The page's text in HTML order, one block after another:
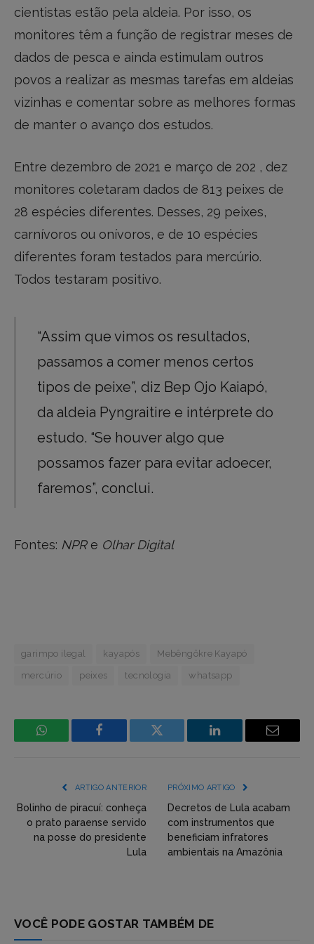
cientistas estão pela aldeia. Por isso, os
monitores têm a função de registrar meses de
dados de pesca e ainda estimulam outros
povos a realizar as mesmas tarefas em aldeias
vizinhas e comentar sobre as melhores formas
de manter o avanço dos estudos.
Entre dezembro de 2021 e março de 202 , dez
monitores coletaram dados de 813 peixes de
28 espécies diferentes. Desses, 29 peixes,
carnívoros ou onívoros, e de 10 espécies
diferentes foram testados para mercúrio.
Todos testaram positivo.
“Assim que vimos os resultados,
passamos a comer menos certos
tipos de peixe”, diz Bep Ojo Kaiapó,
da aldeia Pyngraitire e intérprete do
estudo. “Se houver algo que
possamos fazer para evitar adoecer,
faremos”, conclui.
Fontes: NPR e Olhar Digital
garimpo ilegal kayapós Mebêngôkre Kayapó
mercúrio peixes tecnologia whatsapp
WhatsApp Facebook
Incorpore
(YouTube,
Twitter,
Flickr
etc)
tópicos
LinkedIn Email
ARTIGO ANTERIOR
Bolinho de piracuí: conheça
o prato paraense servido
na posse do presidente
Lula
PRÓXIMO ARTIGO
Decretos de Lula acabam
com instrumentos que
beneficiam infratores
ambientais na Amazônia
VOCÊ PODE GOSTAR TAMBÉM DE